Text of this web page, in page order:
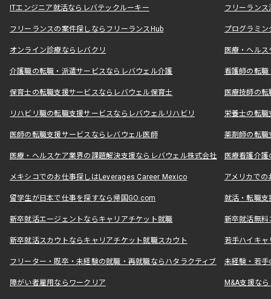
ITエンジニア就活ならレバテックルーキー フリーラン
フリーランスの案件探しならフリーランスHub プログラミ
オンライン診療ならレバクリ 医療・ヘル
介護職の転職・派遣サービスならレバウェル介護 看護師の転
保育士の転職支援サービスならレバウェル保育士 医療技師の
リハビリ職の転職支援サービスならレバウェルリハビリ 栄養士の転
医師の転職支援サービスならレバウェル医師 薬剤師の転
医療・ヘルスケア業界の課題解決支援ならレバウェル株式会社 医療看護介
メキシコでのお仕事探しはLeverages Career Mexico アメリカで
留学生が日本で仕事を探すなら帰国GO.com 就活・転職
新卒就活エージェントならキャリアチケット就職 新卒就活無料
新卒就活スカウトならキャリアチケット就職スカウト 若手ハイキ
フリーター・既卒・未経験の就職・再就職ならハタラクティブ 未経験・若手
障がい者雇用ならワークリア M&A支援な